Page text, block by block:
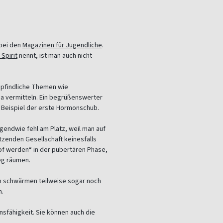
den Magazinen für Jugendliche.
Spiritnennt, ist man auch nicht
Themen wie
vermitteln. Ein begrüßenswerter
der erste Hormonschub.
fehl am Platz, weil man auf
Gesellschaft keinesfalls
werden“ in der pubertären Phase,
räumen.
schwärmen teilweise sogar noch
Sie können auch die